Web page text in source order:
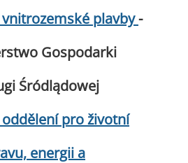
plavby-
Gospodarki
Śródlądowej
pro životní
energii a